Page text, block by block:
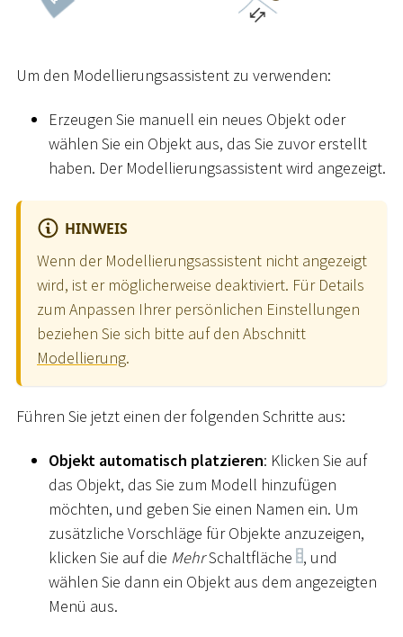
Um den Modellierungsassistent zu verwenden:
Erzeugen Sie manuell ein neues Objekt oder
wählen Sie ein Objekt aus, das Sie zuvor erstellt
haben. Der Modellierungsassistent wird angezeigt.
HINWEIS
Wenn der Modellierungsassistent nicht angezeigt
wird, ist er möglicherweise deaktiviert. Für Details
zum Anpassen Ihrer persönlichen Einstellungen
beziehen Sie sich bitte auf den Abschnitt
Modellierung.
Führen Sie jetzt einen der folgenden Schritte aus:
Objekt automatisch platzieren: Klicken Sie auf
das Objekt, das Sie zum Modell hinzufügen
möchten, und geben Sie einen Namen ein. Um
zusätzliche Vorschläge für Objekte anzuzeigen,
klicken Sie auf die MehrSchaltfläche
, und
wählen Sie dann ein Objekt aus dem angezeigten
Menü aus.